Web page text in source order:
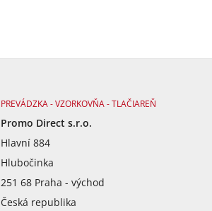
PREVÁDZKA - VZORKOVŇA - TLAČIAREŇ
Promo Direct s.r.o.
Hlavní 884
Hlubočinka
251 68 Praha - východ
Česká republika